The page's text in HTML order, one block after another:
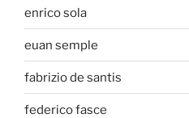
enrico sola
euan semple
fabrizio de santis
federico fasce